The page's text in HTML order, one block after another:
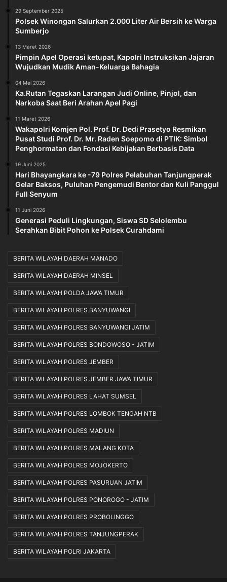
29 September 2025
Polsek Winongan Salurkan 2.000 Liter Air Bersih ke Warga
Sumberjo
13 Maret 2026
Pimpin Apel Operasi ketupat, Kapolri Instruksikan Jajaran
Wujudkan Mudik Aman-Keluarga Bahagia
04 Mei 2026
Ka.Rutan Tegaskan Larangan Judi Online, Pinjol, dan
Narkoba Saat Beri Arahan Apel Pagi
11 Maret 2026
Wakapolri Komjen Pol. Prof. Dr. Dedi Prasetyo Resmikan
Pusat Studi Prof. Dr. Mr. Raden Soepomo di PTIK: Simbol
Penghormatan dan Fondasi Kebijakan Berbasis Data
19 Juni 2025
Hari Bhayangkara ke -79 Polres Pelabuhan Tanjungperak
Gelar Baksos, Puluhan Pengemudi Bentor dan Kuli Panggul
Full Senyum
11 Juni 2026
Generasi Peduli Lingkungan, Siswa SD Selolembu
Serahkan Bibit Pohon ke Polsek Curahdami
BERITA WILAYAH DAERAH MANADO
BERITA WILAYAH DAERAH MINSEL
BERITA WILAYAH POLDA JAWA TIMUR
BERITA WILAYAH POLRES BANYUWANGI
BERITA WILAYAH POLRES BANYUWANGI JATIM
BERITA WILAYAH POLRES BONDOWOSO - JATIM
BERITA WILAYAH POLRES JEMBER
BERITA WILAYAH POLRES JEMBER JAWA TIMUR
BERITA WILAYAH POLRES LAHAT SUMSEL
BERITA WILAYAH POLRES LOMBOK TENGAH NTB
BERITA WILAYAH POLRES MADIUN
BERITA WILAYAH POLRES MALANG KOTA
BERITA WILAYAH POLRES MOJOKERTO
BERITA WILAYAH POLRES PASURUAN JATIM
BERITA WILAYAH POLRES PONOROGO - JATIM
BERITA WILAYAH POLRES PROBOLINGGO
BERITA WILAYAH POLRES TANJUNGPERAK
BERITA WILAYAH POLRI JAKARTA